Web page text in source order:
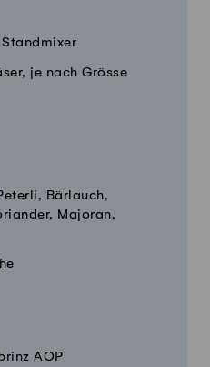
je nach Grösse
Bärlauch,
Majoran,
AOP